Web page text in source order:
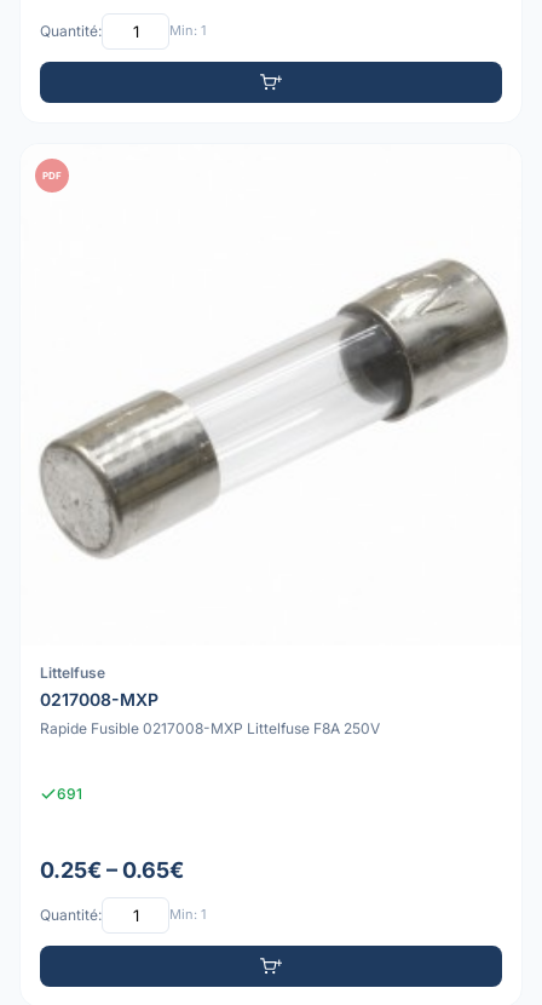
Quantité: Min: 1
PDF
Littelfuse
0217008-MXP
Rapide Fusible 0217008-MXP Littelfuse F8A 250V
691
0.25€ – 0.65€
Quantité: Min: 1